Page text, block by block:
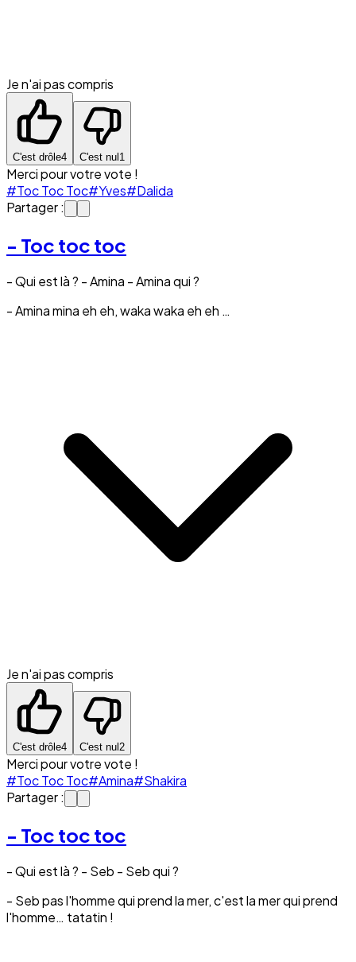
Je n'ai pas compris
C'est drôle4 C'est nul 1
Merci pour votre vote !
#Toc Toc Toc#Yves#Dalida
Partager :
- Toc toc toc
- Qui est là ? - Amina - Amina qui ?
- Amina mina eh eh, waka waka eh eh …
Je n'ai pas compris
C'est drôle4 C'est nul 2
Merci pour votre vote !
#Toc Toc Toc#Amina#Shakira
Partager :
- Toc toc toc
- Qui est là ? - Seb - Seb qui ?
- Seb pas l'homme qui prend la mer, c'est la mer qui prend
l'homme… tatatin !